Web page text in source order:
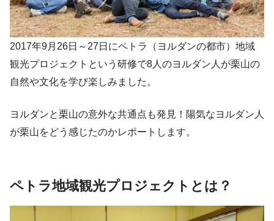
2017年9月26日～27日にペトラ（ヨルダンの都市）地域
観光プロジェクトという研修で8人のヨルダン人が栗山の
自然や文化を学び楽しみました。
ヨルダンと栗山の意外な共通点も発見！陽気なヨルダン人
が栗山をどう感じたのかレポートします。
ペトラ地域観光プロジェクトとは？